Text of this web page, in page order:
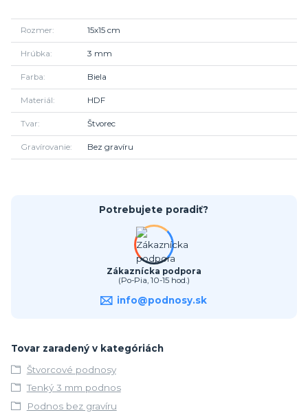
Rozmer 15x15 cm
Hrúbka 3 mm
Farba Biela
Materiál HDF
Tvar Štvorec
Gravírovanie Bez gravíru
Potrebujete poradiť?
Zákaznícka podpora
(Po-Pia, 10-15 hod.)
info@podnosy.sk
Tovar zaradený v kategóriách
Štvorcové podnosy
Tenký 3 mm podnos
Podnos bez gravíru